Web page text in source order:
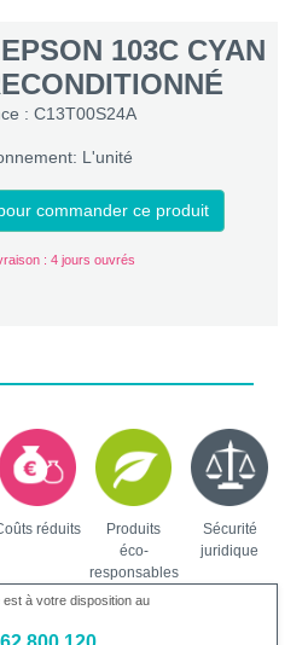
103C CYAN
: C13T00S24A
L'unité
commander ce produit
: 4 jours ouvrés
réduits
Produits
éco-
responsables
Sécurité
juridique
est à votre disposition au